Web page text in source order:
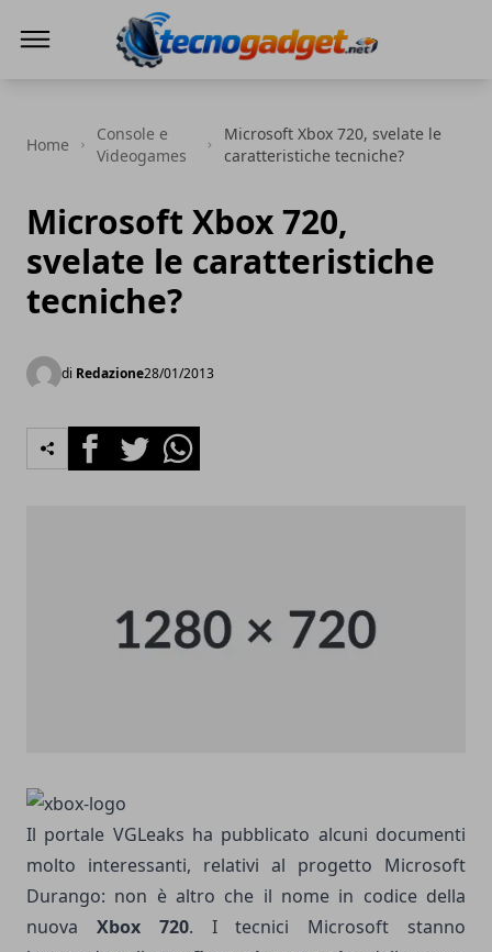
Home
Console e
Videogames
Microsoft Xbox 720, svelate le
caratteristiche tecniche?
Microsoft Xbox 720,
svelate le caratteristiche
tecniche?
di Redazione28/01/2013
FacebookTwitterWhatsapp
Il portale VGLeaks ha pubblicato alcuni documenti
molto interessanti, relativi al progetto Microsoft
Durango: non è altro che il nome in codice della
nuova Xbox 720. I tecnici Microsoft stanno